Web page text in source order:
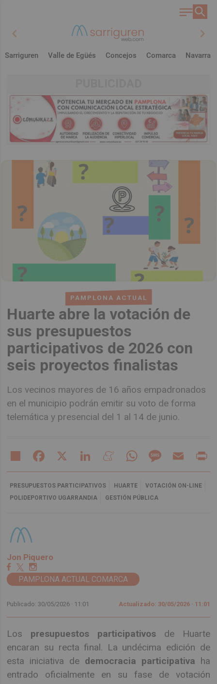
chevron_left chevron_right
Sarriguren Valle de Egüés Concejos Comarca Navarra
PAMPLONA ACTUAL
Huarte abre la votación de
sus presupuestos
participativos de 2026 con
seis proyectos finalistas
Los vecinos mayores de 16 años empadronados
en el municipio podrán emitir su voto de forma
telemática y presencial del 1 al 14 de junio.
Share Facebook LinkedIn MeneameWhatsAppMessageEmail
PRESUPUESTOS PARTICIPATIVOS HUARTE
VOTACIÓN ON-LINE
POLIDEPORTIVO UGARRANDIA
GESTIÓN PÚBLICA
Jon Piquero
PAMPLONA ACTUAL COMARCA
Publicado: 30/05/2026 · 11:01 Actualizado: 30/05/2026 · 11:01
Los presupuestos participativos de Huarte
encaran su recta final. La undécima edición de
esta iniciativa de democracia participativa ha
entrado oficialmente en su fase de votación